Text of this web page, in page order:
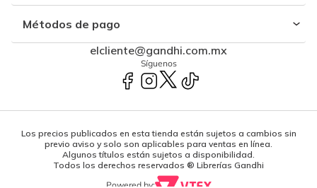
Métodos de pago
elcliente@gandhi.com.mx
Síguenos
Los precios publicados en esta tienda están sujetos a cambios sin
previo aviso y solo son aplicables para ventas en línea.
Algunos títulos están sujetos a disponibilidad.
Todos los derechos reservados ® Librerías Gandhi
Powered by: